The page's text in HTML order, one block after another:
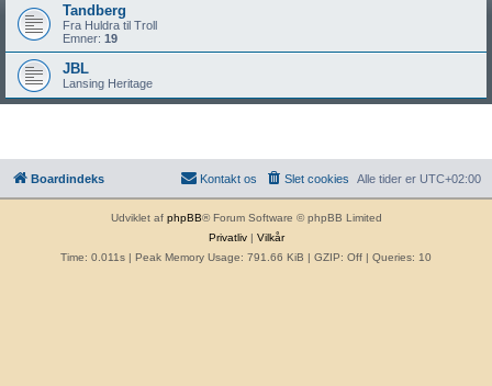
Tandberg
Fra Huldra til Troll
Emner: 19
JBL
Lansing Heritage
Boardindeks Alle tider er UTC+02:00
Slet cookies
Kontakt os
Udviklet af phpBB® Forum Software © phpBB Limited
Privatliv| Vilkår
Time: 0.011s | Peak Memory Usage: 791.66 KiB | GZIP: Off | Queries: 10